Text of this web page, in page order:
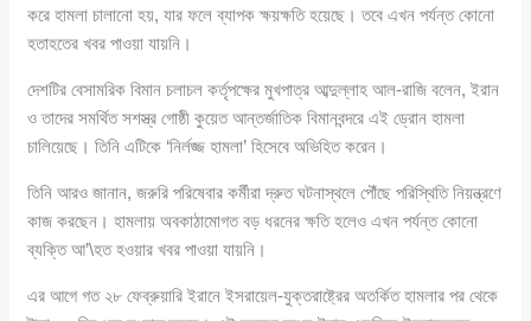
করে হামলা চালানো হয়, যার ফলে ব্যাপক ক্ষয়ক্ষতি হয়েছে। তবে এখন পর্যন্ত কোনো
হতাহতের খবর পাওয়া যায়নি।
দেশটির বেসামরিক বিমান চলাচল কর্তৃপক্ষের মুখপাত্র আব্দুল্লাহ আল-রাজি বলেন, ইরান
ও তাদের সমর্থিত সশস্ত্র গোষ্ঠী কুয়েত আন্তর্জাতিক বিমানবন্দরে এই ড্রোন হামলা
চালিয়েছে। তিনি এটিকে ‘নির্লজ্জ হামলা’ হিসেবে অভিহিত করেন।
তিনি আরও জানান, জরুরি পরিষেবার কর্মীরা দ্রুত ঘটনাস্থলে পৌঁছে পরিস্থিতি নিয়ন্ত্রণে
কাজ করছেন। হামলায় অবকাঠামোগত বড় ধরনের ক্ষতি হলেও এখন পর্যন্ত কোনো
ব্যক্তি আ’\হত হওয়ার খবর পাওয়া যায়নি।
এর আগে গত ২৮ ফেব্রুয়ারি ইরানে ইসরায়েল-যুক্তরাষ্ট্রের অতর্কিত হামলার পর থেকে